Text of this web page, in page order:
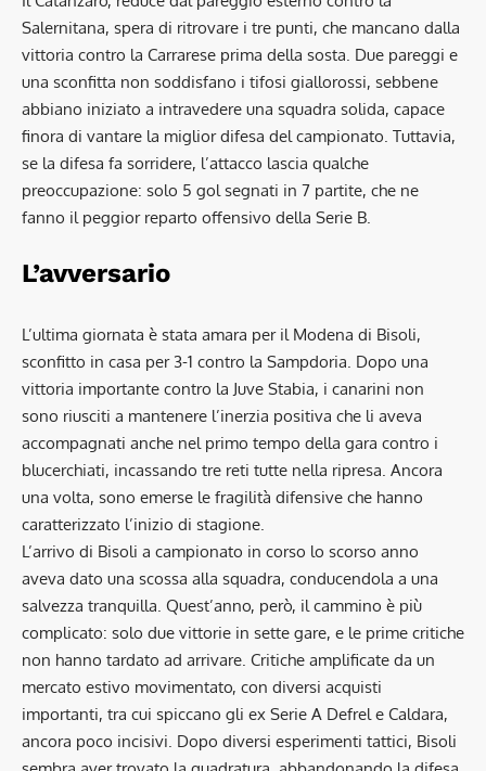
Salernitana, spera di ritrovare i tre punti, che mancano dalla
vittoria contro la Carrarese prima della sosta. Due pareggi e
una sconfitta non soddisfano i tifosi giallorossi, sebbene
abbiano iniziato a intravedere una squadra solida, capace
finora di vantare la miglior difesa del campionato. Tuttavia,
se la difesa fa sorridere, l’attacco lascia qualche
preoccupazione: solo 5 gol segnati in 7 partite, che ne
fanno il peggior reparto offensivo della Serie B.
L’avversario
L’ultima giornata è stata amara per il Modena di Bisoli,
sconfitto in casa per 3-1 contro la Sampdoria. Dopo una
vittoria importante contro la Juve Stabia, i canarini non
sono riusciti a mantenere l’inerzia positiva che li aveva
accompagnati anche nel primo tempo della gara contro i
blucerchiati, incassando tre reti tutte nella ripresa. Ancora
una volta, sono emerse le fragilità difensive che hanno
caratterizzato l’inizio di stagione.
L’arrivo di Bisoli a campionato in corso lo scorso anno
aveva dato una scossa alla squadra, conducendola a una
salvezza tranquilla. Quest’anno, però, il cammino è più
complicato: solo due vittorie in sette gare, e le prime critiche
non hanno tardato ad arrivare. Critiche amplificate da un
mercato estivo movimentato, con diversi acquisti
importanti, tra cui spiccano gli ex Serie A Defrel e Caldara,
ancora poco incisivi. Dopo diversi esperimenti tattici, Bisoli